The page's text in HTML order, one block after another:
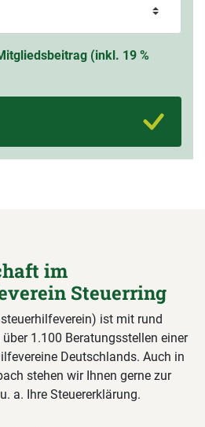
(inkl. 19 %
im
Steuerring
ist mit rund
1.100 Beratungsstellen einer
Deutschlands. Auch in
stehen wir Ihnen gerne zur
a. Ihre Steuererklärung.